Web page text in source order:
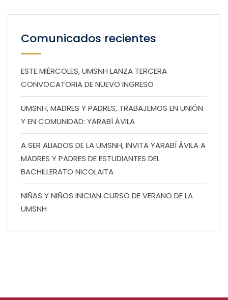
Comunicados recientes
ESTE MIÉRCOLES, UMSNH LANZA TERCERA
CONVOCATORIA DE NUEVO INGRESO
UMSNH, MADRES Y PADRES, TRABAJEMOS EN UNIÓN
Y EN COMUNIDAD: YARABÍ ÁVILA
A SER ALIADOS DE LA UMSNH, INVITA YARABÍ ÁVILA A
MADRES Y PADRES DE ESTUDIANTES DEL
BACHILLERATO NICOLAITA
NIÑAS Y NIÑOS INICIAN CURSO DE VERANO DE LA
UMSNH